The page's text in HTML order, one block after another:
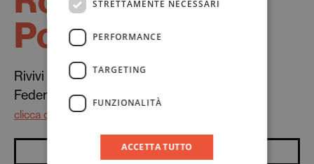
Popolare
Rivivi la Masterclass con Michele Placido e
Federica Luna Vincenti
clicca qui
STRETTAMENTE NECESSARI
PERFORMANCE
TARGETING
FUNZIONALITÀ
ACCETTA TUTTO